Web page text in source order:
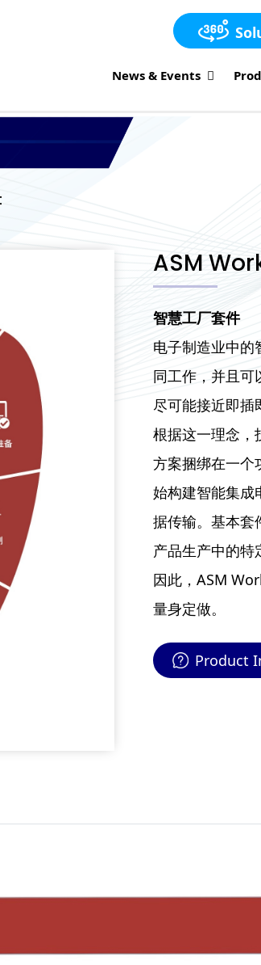
News & Events
ASM
智慧工厂套件
电子制造业中的
同工作，并且可
尽可能接近即插
根据这一理念，
方案捆绑在一个
始构建智能集成
据传输。基本套
产品生产中的特
因此，ASM
量身定做。
Product